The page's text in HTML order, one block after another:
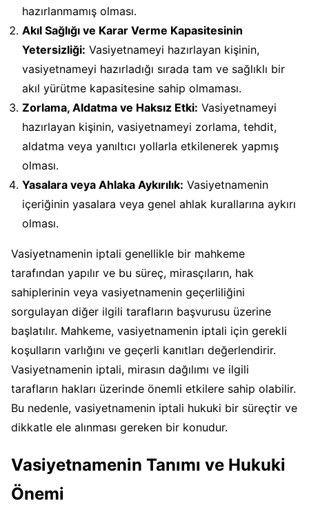
hazırlanmamış olması.
Akıl Sağlığı ve Karar Verme Kapasitesinin
Yetersizliği: Vasiyetnameyi hazırlayan kişinin,
vasiyetnameyi hazırladığı sırada tam ve sağlıklı bir
akıl yürütme kapasitesine sahip olmaması.
Zorlama, Aldatma ve Haksız Etki: Vasiyetnameyi
hazırlayan kişinin, vasiyetnameyi zorlama, tehdit,
aldatma veya yanıltıcı yollarla etkilenerek yapmış
olması.
Yasalara veya Ahlaka Aykırılık: Vasiyetnamenin
içeriğinin yasalara veya genel ahlak kurallarına aykırı
olması.
Vasiyetnamenin iptali genellikle bir mahkeme
tarafından yapılır ve bu süreç, mirasçıların, hak
sahiplerinin veya vasiyetnamenin geçerliliğini
sorgulayan diğer ilgili tarafların başvurusu üzerine
başlatılır. Mahkeme, vasiyetnamenin iptali için gerekli
koşulların varlığını ve geçerli kanıtları değerlendirir.
Vasiyetnamenin iptali, mirasın dağılımı ve ilgili
tarafların hakları üzerinde önemli etkilere sahip olabilir.
Bu nedenle, vasiyetnamenin iptali hukuki bir süreçtir ve
dikkatle ele alınması gereken bir konudur.
Vasiyetnamenin Tanımı ve Hukuki
Önemi